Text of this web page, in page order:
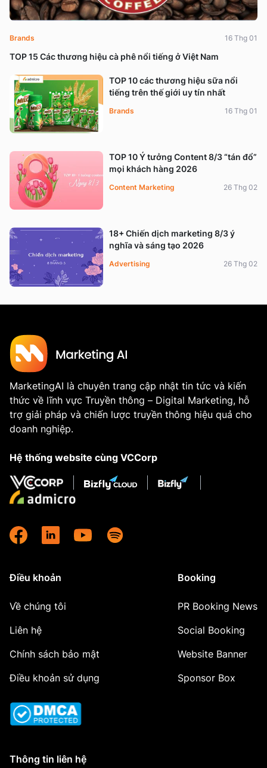
TOP 15 Các thương hiệu cà phê nổi tiếng ở Việt Nam
Brands 16 Thg 01
TOP 10 các thương hiệu sữa nổi
tiếng trên thế giới uy tín nhất
Brands 16 Thg 01
TOP 10 Ý tưởng Content 8/3 “tán đổ”
mọi khách hàng 2026
Content Marketing 26 Thg 02
18+ Chiến dịch marketing 8/3 ý
nghĩa và sáng tạo 2026
Advertising 26 Thg 02
MarketingAI là chuyên trang cập nhật tin tức và kiến
thức về lĩnh vực Truyền thông – Digital Marketing, hỗ
trợ giải pháp và chiến lược truyền thông hiệu quả cho
doanh nghiệp.
Hệ thống website cùng VCCorp
Điều khoản
Về chúng tôi
Liên hệ
Chính sách bảo mật
Điều khoản sử dụng
Booking
PR Booking News
Social Booking
Website Banner
Sponsor Box
Thông tin liên hệ